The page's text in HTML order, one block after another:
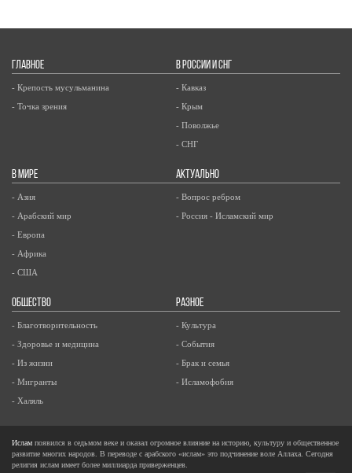
ГЛАВНОЕ
- Крепость мусульманина
- Точка зрения
В РОССИИ И СНГ
- Кавказ
- Крым
- Поволжье
- СНГ
В МИРЕ
- Азия
- Арабский мир
- Европа
- Африка
- США
АКТУАЛЬНО
- Вопрос ребром
- Россия - Исламский мир
ОБЩЕСТВО
- Благотворительность
- Здоровье и медицина
- Из жизни
- Мигранты
- Халяль
РАЗНОЕ
- Культура
- События
- Брак и семья
- Исламофобия
Ислам появился в седьмом веке и оказал огромное влияние на историю, культуру и общественное
развитие многих народов. В переводе с арабского «ислам» это подчинение воле Аллаха. Сегодня
религия ислам имеет более миллиарда приверженцев.